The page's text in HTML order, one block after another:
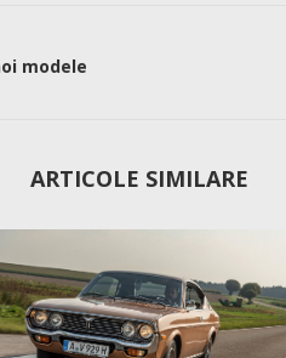
modele
ARTICOLE SIMILARE